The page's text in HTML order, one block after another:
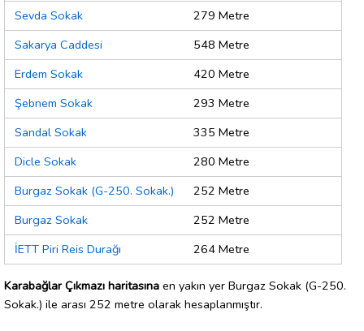
Sevda Sokak
279 Metre
Sakarya Caddesi
548 Metre
Erdem Sokak
420 Metre
Şebnem Sokak
293 Metre
Sandal Sokak
335 Metre
Dicle Sokak
280 Metre
Burgaz Sokak (G-250. Sokak.)
252 Metre
Burgaz Sokak
252 Metre
İETT Piri Reis Durağı
264 Metre
Karabağlar Çıkmazı haritasına en yakın yer Burgaz Sokak (G-250.
Sokak.) ile arası 252 metre olarak hesaplanmıştır.